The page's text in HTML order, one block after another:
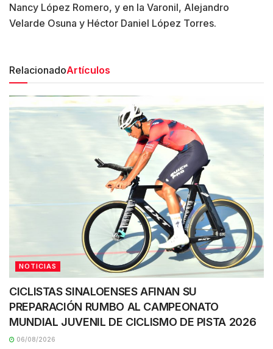
Nancy López Romero, y en la Varonil, Alejandro
Velarde Osuna y Héctor Daniel López Torres.
RelacionadoArtículos
NOTICIAS
CICLISTAS SINALOENSES AFINAN SU
PREPARACIÓN RUMBO AL CAMPEONATO
MUNDIAL JUVENIL DE CICLISMO DE PISTA 2026
06/08/2026